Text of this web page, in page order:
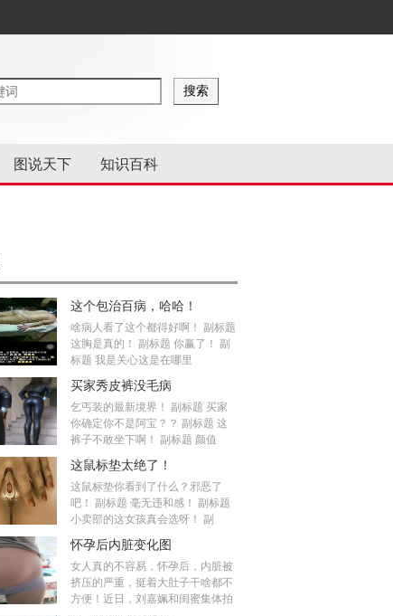
图说天下 知识百科
这个包治百病，哈哈！
啥病人看了这个都得好啊！ 副标题
这胸是真的！ 副标题 你赢了！ 副
标题 我是关心这是在哪里
买家秀皮裤没毛病
乞丐装的最新境界！ 副标题 买家
你确定你不是阿宝？？ 副标题 这
裤子不敢坐下啊！ 副标题 颜值
这鼠标垫太绝了！
这鼠标垫你看到了什么？邪恶了
吧！ 副标题 毫无违和感！ 副标题
小卖部的这女孩真会选呀！ 副
怀孕后内脏变化图
女人真的不容易，怀孕后，内脏被
挤压的严重，挺着大肚子干啥都不
方便！近日，刘嘉姵和闺蜜集体拍